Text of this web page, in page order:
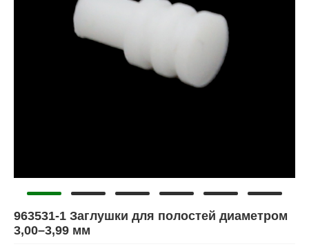
963531-1 Заглушки для полостей диаметром
3,00–3,99 мм